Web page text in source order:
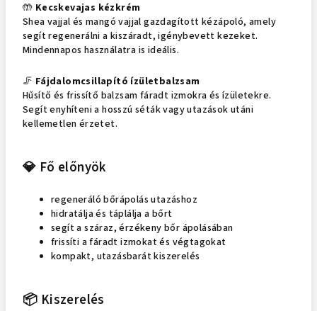
🤲 Kecskevajas kézkrém
Shea vajjal és mangó vajjal gazdagított kézápoló, amely
segít regenerálni a kiszáradt, igénybevett kezeket.
Mindennapos használatra is ideális.
🦵 Fájdalomcsillapító ízületbalzsam
Hűsítő és frissítő balzsam fáradt izmokra és ízületekre.
Segít enyhíteni a hosszú séták vagy utazások utáni
kellemetlen érzetet.
💎 Fő előnyök
regeneráló bőrápolás utazáshoz
hidratálja és táplálja a bőrt
segít a száraz, érzékeny bőr ápolásában
frissíti a fáradt izmokat és végtagokat
kompakt, utazásbarát kiszerelés
📦 Kiszerelés